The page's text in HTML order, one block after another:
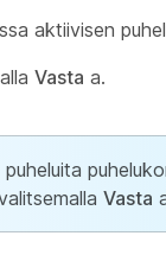
aktiivisen
Vasta a.
Vasta